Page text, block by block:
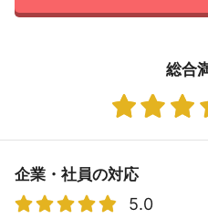
総合
企業・社員の対応
5.0